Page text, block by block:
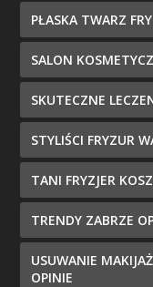
PŁASKA TWARZ
SALON
SKUTECZNE
STYLIŚCI FRYZUR
TANI FRYZJER
TRENDY ZABRZE
USUWANIE
OPINIE